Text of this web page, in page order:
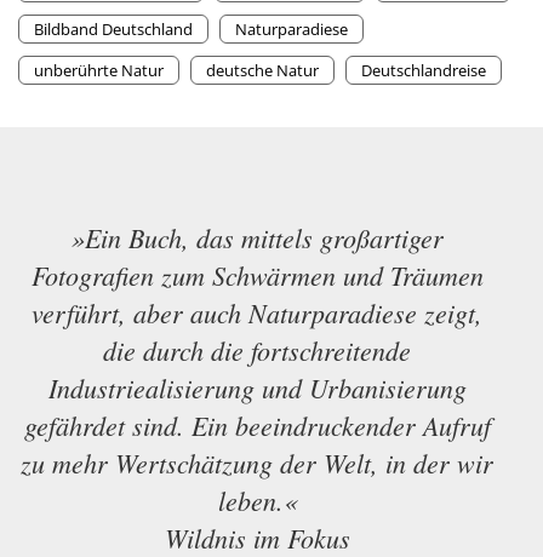
Bildband Deutschland
Naturparadiese
unberührte Natur
deutsche Natur Deutschlandreise
»Ein Buch, das mittels großartiger
Fotografien zum Schwärmen und Träumen
verführt, aber auch Naturparadiese zeigt,
die durch die fortschreitende
Industriealisierung und Urbanisierung
gefährdet sind. Ein beeindruckender Aufruf
zu mehr Wertschätzung der Welt, in der wir
leben.«
Wildnis im Fokus